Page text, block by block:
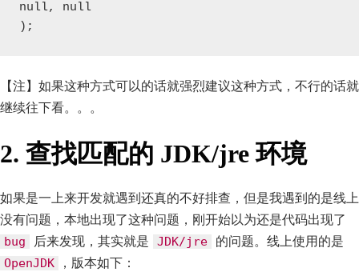
null, null
);
【注】如果这种方式可以的话就强烈建议这种方式，不行的话就
继续往下看。。。
2. 查找匹配的 JDK/jre 环境
如果是一上来开发就遇到还真的不好排查，但是我遇到的是线上
没有问题，本地出现了这种问题，刚开始以为还是代码出现了
bug 后来发现，其实就是 JDK/jre 的问题。线上使用的是
OpenJDK ，版本如下：